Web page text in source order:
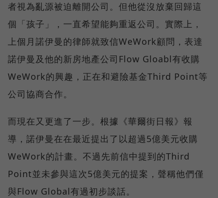
者視為亂源被迫離開公司。但他從沒放棄回歸這
個「孩子」，一直希望能夠重返公司。實際上，
上個月諾伊曼的律師就致信WeWork顧問，表達
諾伊曼及他的新房地產公司Flow Gloabl有收購
WeWork的興趣，正在和避險基金Third Point等
公司協商合作。
而現在又更進了一步。根據《華爾街日報》報
導，諾伊曼在在最近提出了以超過5億美元收購
WeWork的計畫。不過先前信中提到的Third
Point並未參與這次5億美元的提案，聲稱他們僅
與Flow Global有過初步談話。